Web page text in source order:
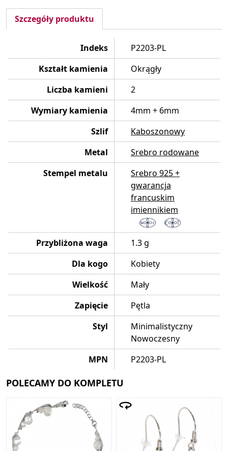
Szczegóły produktu
Indeks
P2203-PL
Kształt kamienia
Okrągły
Liczba kamieni
2
Wymiary kamienia
4mm + 6mm
Szlif
Kaboszonowy
Metal
Srebro rodowane
Stempel metalu
Srebro 925 +
gwarancja
francuskim
imiennikiem
Przybliżona waga
1.3 g
Dla kogo
Kobiety
Wielkość
Mały
Zapięcie
Pętla
Styl
Minimalistyczny
Nowoczesny
MPN
P2203-PL
POLECAMY DO KOMPLETU